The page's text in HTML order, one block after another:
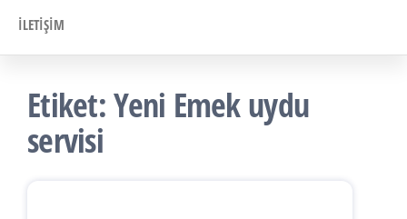
İLETIŞIM
Etiket:Yeni Emek uydu
servisi